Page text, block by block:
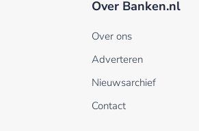
Over Banken.nl
Over ons
Adverteren
Nieuwsarchief
Contact